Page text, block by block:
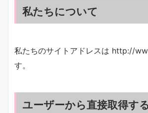
私たちについて
私たちのサイトアドレスは http://
す。
ユーザーから直接取得す